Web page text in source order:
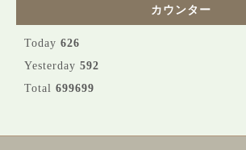
カウンター
Today 626
Yesterday 592
Total 699699